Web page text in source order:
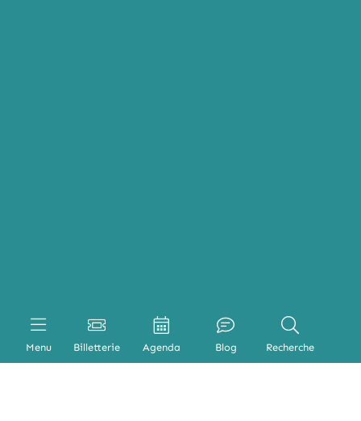
Menu Billetterie Agenda Blog Recherche